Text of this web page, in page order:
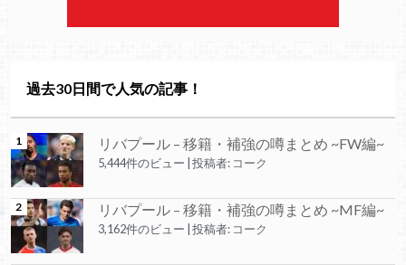
過去30日間で人気の記事！
リバプール – 移籍・補強の噂まとめ ~FW編~
5,444件のビュー 投稿者: コーク
リバプール – 移籍・補強の噂まとめ ~MF編~
3,162件のビュー 投稿者: コーク